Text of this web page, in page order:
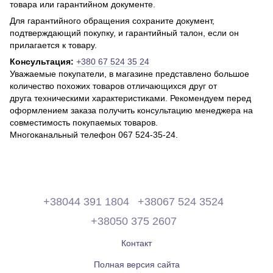
товара или гарантийном документе.
Для гарантийного обращения сохраните документ,
подтверждающий покупку, и гарантийный талон, если он
прилагается к товару.
Консультация: +380 67 524 35 24
Уважаемые покупатели, в магазине представлено большое
количество похожих товаров отличающихся друг от
друга техническими характеристиками. Рекомендуем перед
оформлением заказа получить консультацию менеджера на
совместимость покупаемых товаров.
Многоканальный телефон 067 524-35-24.
+38044 391 1804
+38067 524 3524
+38050 375 2607
Контакт
Полная версия сайта